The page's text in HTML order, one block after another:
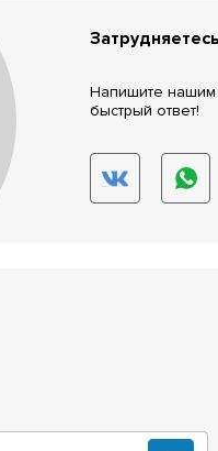
Напишите нашим
быстрый ответ!